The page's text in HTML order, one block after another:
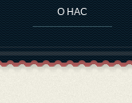
О НАС